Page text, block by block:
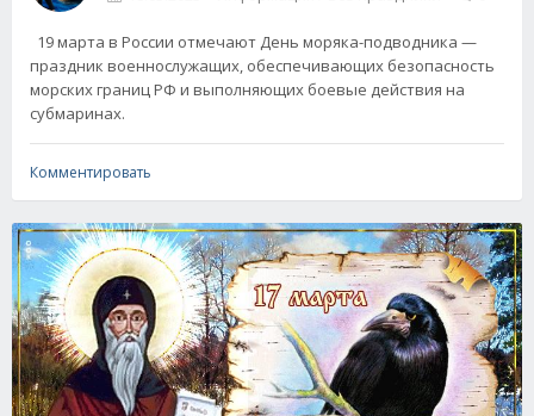
19 марта в России отмечают День моряка-подводника —
праздник военнослужащих, обеспечивающих безопасность
морских границ РФ и выполняющих боевые действия на
субмаринах.
Комментировать